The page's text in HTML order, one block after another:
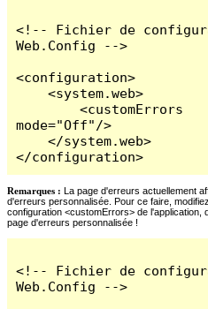
<!-- Fichier de
Web.Config -->
<configuration>
    <system.web>
        <customErrors
mode="Off"/>
    </system.web>
</configuration>
Remarques : La page d'erreurs actuellement
d'erreurs personnalisée. Pour ce faire,
configuration <customErrors> de l'application,
page d'erreurs personnalisée !
<!-- Fichier de
Web.Config -->